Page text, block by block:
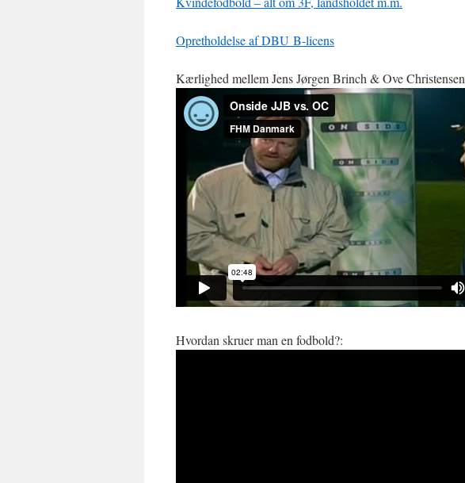
Opretholdelse af DBU B-licens
Kærlighed mellem Jens Jørgen Brinch & Ove Christensen
Hvordan skruer man en fodbold?: